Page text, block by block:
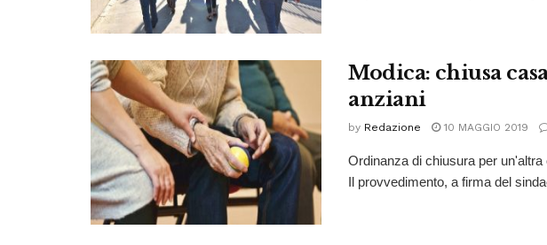
Modica: chiusa
anziani
by Redazione 10 MAGGIO 2019
Ordinanza di chiusura per
Il provvedimento, a firma del